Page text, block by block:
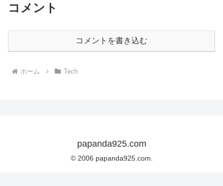
コメント
コメントを書き込む
ホーム Tech
papanda925.com
© 2006 papanda925.com.